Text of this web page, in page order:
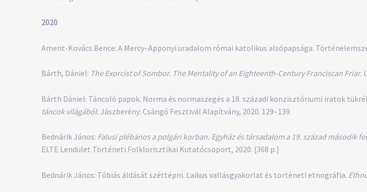
2020
Ament-Kovács Bence: A Mercy–Apponyi uradalom római katolikus alsópapsága.
Bárth, Dániel: The Exorcist of Sombor. The Mentality of an Eighteenth-Century Franciscan Friar.
Bárth Dániel: Táncoló papok. Norma és normaszegés a 18. századi konzisztóriumi iratok
táncok világából. Jászberény: Csángó Fesztivál Alapítvány, 2020. 129–139.
Bednárik János: Falusi plébános a polgári korban. Egyház és társadalom a 19. század második
ELTE Lendület Történeti Folklorisztikai Kutatócsoport, 2020. [368 p.]
Bednárik János: Tóbiás áldását széttépni. Laikus vallásgyakorlat és történeti etnográfia.